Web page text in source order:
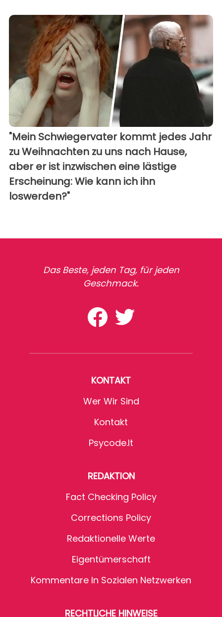
"Mein Schwiegervater kommt jedes Jahr
zu Weihnachten zu uns nach Hause,
aber er ist inzwischen eine lästige
Erscheinung: Wie kann ich ihn
loswerden?"
Das Beste, jeden Tag, für jeden
Geschmack.
KONTAKT
Wer Wir Sind
Kontakt
Psycode.it
REDAKTION
Fact Checking Policy
Corrections Policy
Redaktionelle Werte
Eigentümerschaft
Kommentare In Sozialen Netzwerken
RECHTLICHE HINWEISE